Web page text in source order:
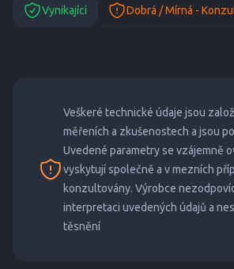
Vynikající Dobrá / Mírná -
Veškeré technické údaje jsou
měřeních a zkušenostech a jsou
Uvedené parametry se vzájemně
vyskytují společně a v mezních
konzultovány. Výrobce
interpretaci uvedených údajů a
těsnění